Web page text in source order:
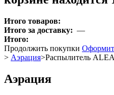
Итого товаров:
Итого за доставку: —
Итого:
Продолжить покупки
> Аэрация>Распылитель
Аэрация